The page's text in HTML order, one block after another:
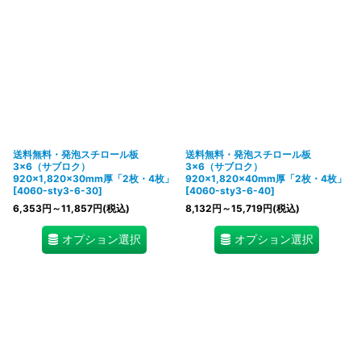
送料無料・発泡スチロール板
3×6（サブロク）
920×1,820×30mm厚「2枚・4枚」
[4060-sty3-6-30]
6,353円 ～11,857円(税込)
オプション選択
送料無料・発泡スチロール板
3×6（サブロク）
920×1,820×40mm厚「2枚・4枚」
[4060-sty3-6-40]
8,132円 ～15,719円(税込)
オプション選択